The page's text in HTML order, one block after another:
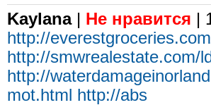
Kaylana| Не нравится |
http://
http://smwrealestate.com/
http://
mot.html http://abs